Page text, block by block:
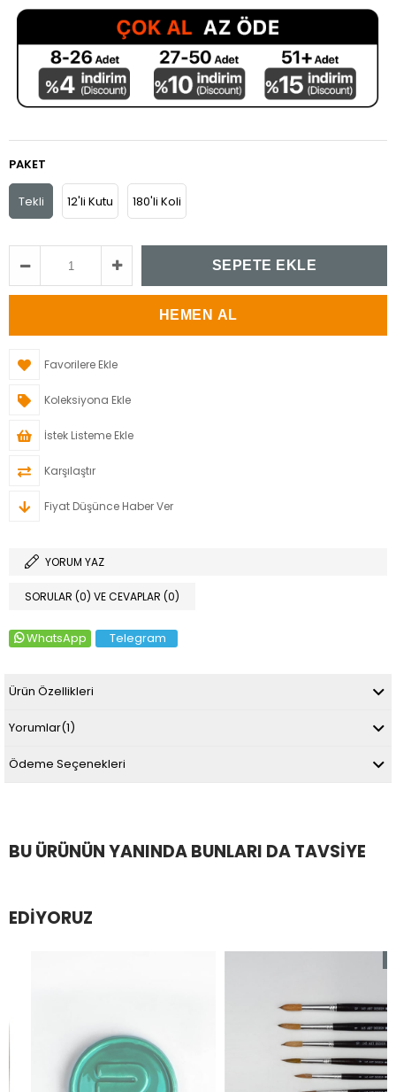
PAKET
Tekli 12'li Kutu 180'li Koli
Favorilere Ekle
Koleksiyona Ekle
İstek Listeme Ekle
Karşılaştır
Fiyat Düşünce Haber Ver
YORUM YAZ
SORULAR (0) VE CEVAPLAR (0)
WhatsApp Telegram
Ürün Özellikleri
Yorumlar(1)
Ödeme Seçenekleri
BU ÜRÜNÜN YANINDA BUNLARI DA TAVSIYE
EDIYORUZ